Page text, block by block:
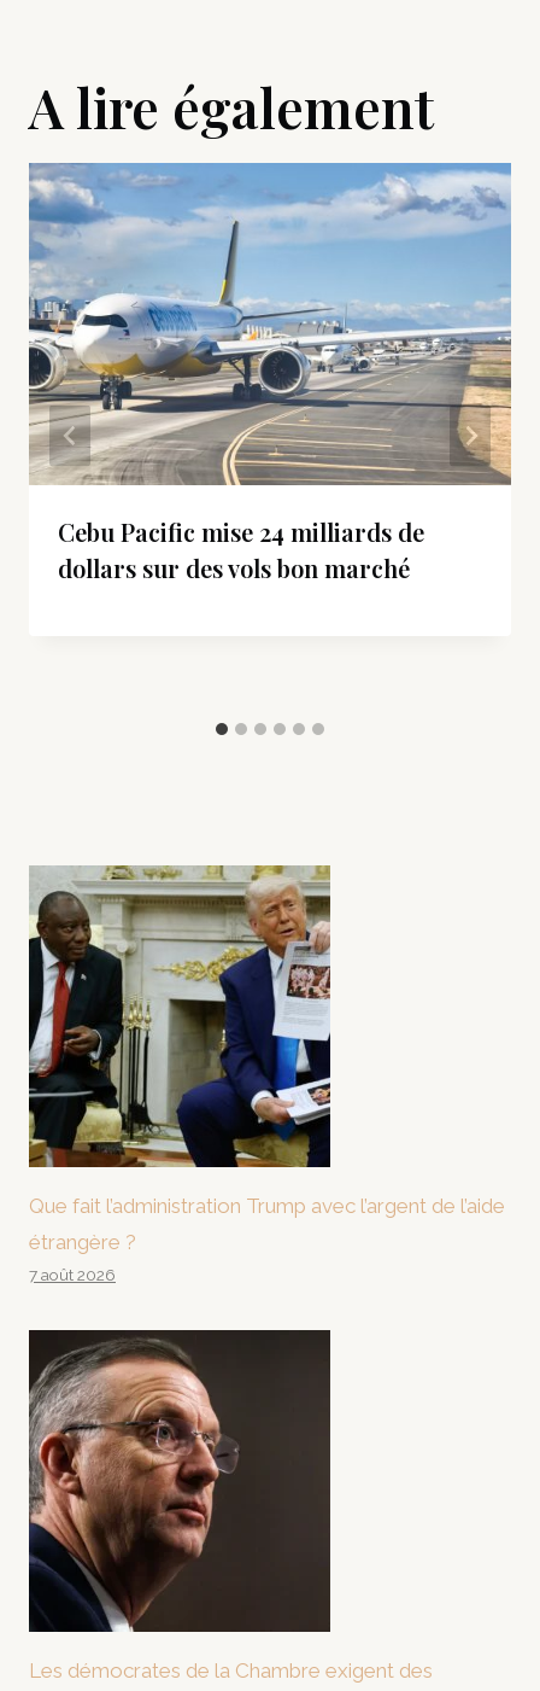
A lire également
Cebu Pacific mise 24 milliards de
dollars sur des vols bon marché
Que fait l’administration Trump avec l’argent de l’aide
étrangère ?
7 août 2026
Les démocrates de la Chambre exigent des